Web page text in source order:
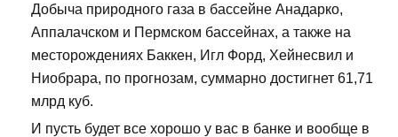
Добыча природного газа в бассейне Анадарко,
Аппалачском и Пермском бассейнах, а также на
месторождениях Баккен, Игл Форд, Хейнесвил и
Ниобрара, по прогнозам, суммарно достигнет 61,71
млрд куб.
И пусть будет все хорошо у вас в банке и вообще в